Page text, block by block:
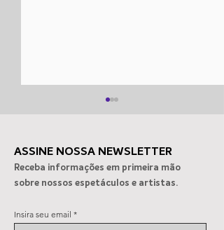
Espetáculo sobre
ASSINE NOSSA NEWSLETTER
Receba informações em primeira mão
sobre nossos espetáculos e artistas.
Insira seu email